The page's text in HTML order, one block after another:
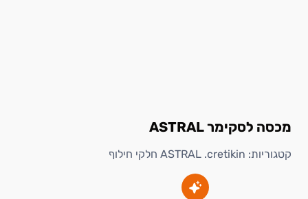
מכסה לסקימר ASTRAL
קטגוריות: ASTRAL .cretikin חלקי חילוף